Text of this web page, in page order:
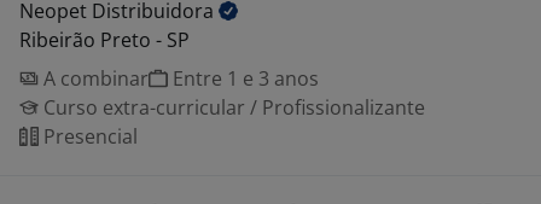
Neopet Distribuidora
Ribeirão Preto - SP
A combinar
Entre 1 e 3 anos
Curso extra-curricular / Profissionalizante
Presencial